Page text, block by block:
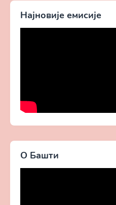
Најновије емисије
О Башти